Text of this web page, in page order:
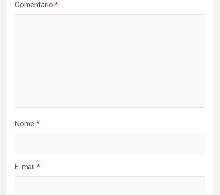
Comentário *
Nome *
E-mail *